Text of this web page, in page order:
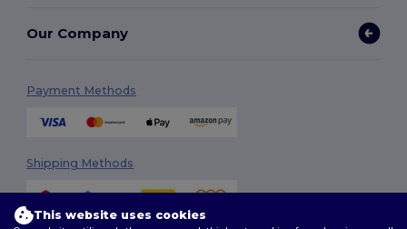
Our Company
Payment Methods
Shipping Methods
This website uses cookies